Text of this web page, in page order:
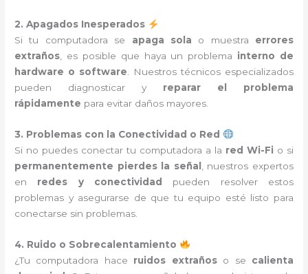
2. Apagados Inesperados
Si tu computadora se apaga sola o muestra errores
extraños, es posible que haya un problema interno de
hardware o software. Nuestros técnicos especializados
pueden diagnosticar y reparar el problema
rápidamente para evitar daños mayores.
3. Problemas con la Conectividad o Red
Si no puedes conectar tu computadora a la red Wi-Fi o si
permanentemente pierdes la señal
, nuestros expertos
en redes y conectividad
pueden resolver estos
problemas y asegurarse de que tu equipo esté listo para
conectarse sin problemas.
4. Ruido o Sobrecalentamiento
¿Tu computadora hace ruidos extrañoso se calienta